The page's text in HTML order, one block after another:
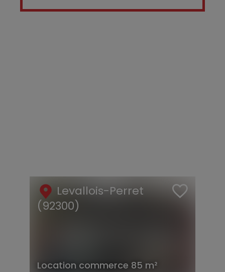
Levallois-Perret
(92300)
Location commerce 85 m²